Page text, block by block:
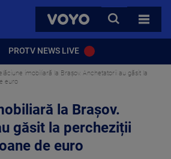
VOYO
CAUTA
TOATE
PROTV NEWS LIVE
imobiliară la Brașov. Anchetatorii au găsit la
euro
la Brașov.
găsit la percheziții
de euro